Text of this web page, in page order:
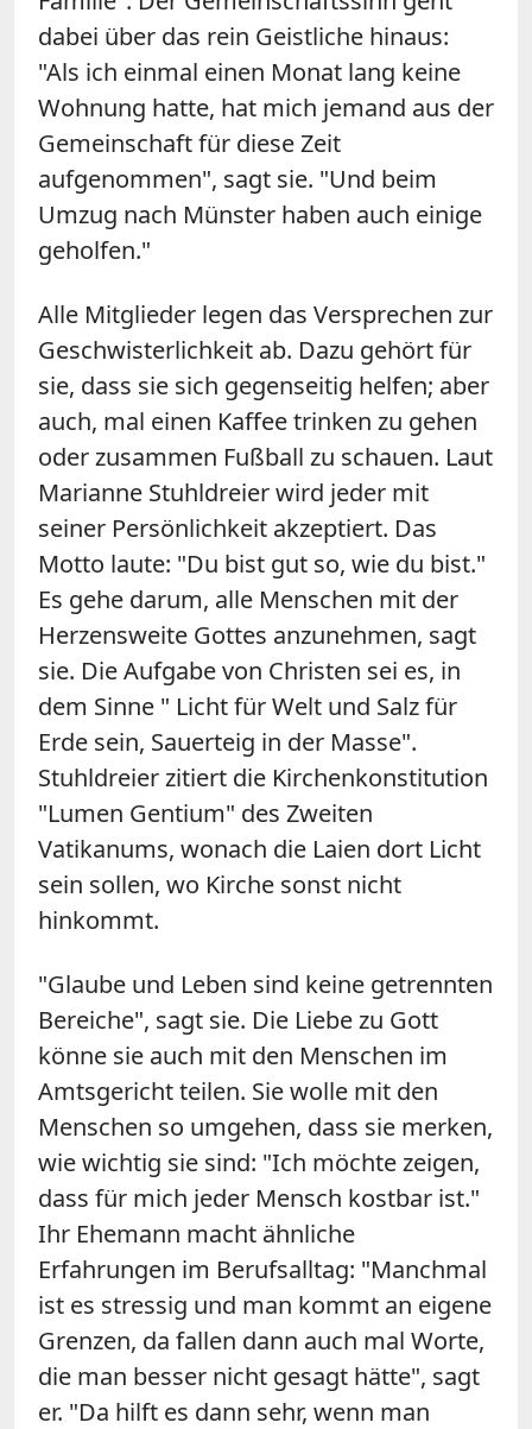
dabei über das rein Geistliche hinaus:
"Als ich einmal einen Monat lang keine
Wohnung hatte, hat mich jemand aus der
Gemeinschaft für diese Zeit
aufgenommen", sagt sie. "Und beim
Umzug nach Münster haben auch einige
geholfen."
Alle Mitglieder legen das Versprechen zur
Geschwisterlichkeit ab. Dazu gehört für
sie, dass sie sich gegenseitig helfen; aber
auch, mal einen Kaffee trinken zu gehen
oder zusammen Fußball zu schauen. Laut
Marianne Stuhldreier wird jeder mit
seiner Persönlichkeit akzeptiert. Das
Motto laute: "Du bist gut so, wie du bist."
Es gehe darum, alle Menschen mit der
Herzensweite Gottes anzunehmen, sagt
sie. Die Aufgabe von Christen sei es, in
dem Sinne " Licht für Welt und Salz für
Erde sein, Sauerteig in der Masse".
Stuhldreier zitiert die Kirchenkonstitution
"Lumen Gentium" des Zweiten
Vatikanums, wonach die Laien dort Licht
sein sollen, wo Kirche sonst nicht
hinkommt.
"Glaube und Leben sind keine getrennten
Bereiche", sagt sie. Die Liebe zu Gott
könne sie auch mit den Menschen im
Amtsgericht teilen. Sie wolle mit den
Menschen so umgehen, dass sie merken,
wie wichtig sie sind: "Ich möchte zeigen,
dass für mich jeder Mensch kostbar ist."
Ihr Ehemann macht ähnliche
Erfahrungen im Berufsalltag: "Manchmal
ist es stressig und man kommt an eigene
Grenzen, da fallen dann auch mal Worte,
die man besser nicht gesagt hätte", sagt
er. "Da hilft es dann sehr, wenn man